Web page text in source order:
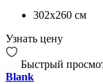
302x260 см
Узнать цену
Быстрый
Blank